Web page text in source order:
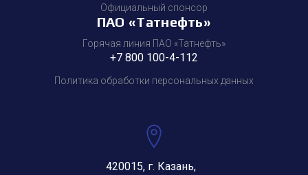
Официальный спонсор
ПАО «Татнефть»
Горячая линия ПАО «Татнефть»
+7 800 100-4-112
Политика обработки персональных данных
420015, г. Казань,